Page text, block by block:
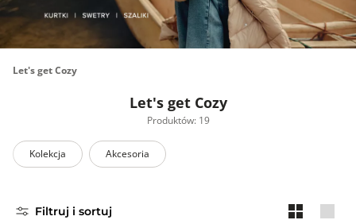
Let's get Cozy
Let's get Cozy
Produktów: 19
Kolekcja Akcesoria
Filtruj i sortuj